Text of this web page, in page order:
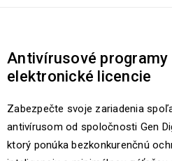
Antivírusové
elektronické licencie
Zabezpečte svoje zariadenia
antivírusom od spoločnosti Gen
ktorý ponúka bezkonkurenčnú